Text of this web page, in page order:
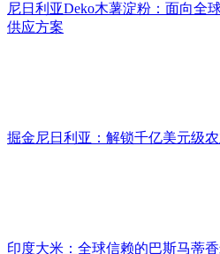
尼日利亚Deko木薯淀粉：面向全
供应方案
掘金尼日利亚：解锁千亿美元级
印度大米：全球信赖的巴斯马蒂